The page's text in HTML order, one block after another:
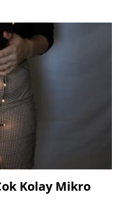
Kolay Mikro